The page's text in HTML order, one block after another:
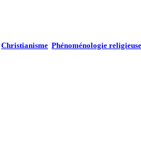
Christianisme Phénoménologie religieuse